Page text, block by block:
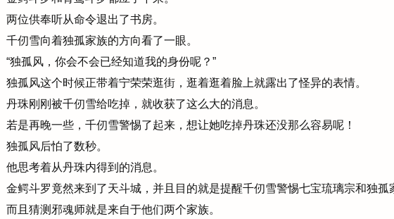
两位供奉听从命令退出了书房。
千仞雪向着独孤家族的方向看了一眼。
“独孤风，你会不会已经知道我的身份呢？”
独孤风这个时候正带着宁荣荣逛街，逛着逛着脸上就露出了怪异的表情。
丹珠刚刚被千仞雪给吃掉，就收获了这么大的消息。
若是再晚一些，千仞雪警惕了起来，想让她吃掉丹珠还没那么容易呢！
独孤风后怕了数秒。
他思考着从丹珠内得到的消息。
金鳄斗罗竟然来到了天斗城，并且目的就是提醒千仞雪警惕七宝琉璃宗和独孤
而且猜测邪魂师就是来自于他们两个家族。